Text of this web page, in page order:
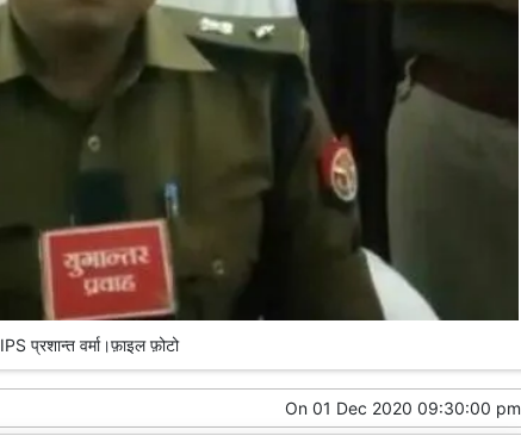
IPS प्रशान्त वर्मा।फ़ाइल फ़ोटो
On 01 Dec 2020 09:30:00 pm